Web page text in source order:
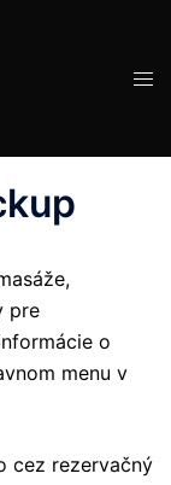
pre
o
menu v
cez rezervačný